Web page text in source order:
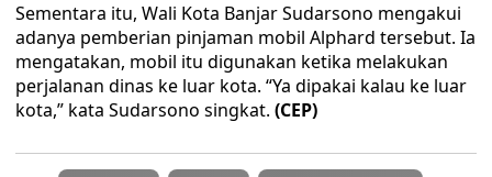
Sementara itu, Wali Kota Banjar Sudarsono mengakui
adanya pemberian pinjaman mobil Alphard tersebut. Ia
mengatakan, mobil itu digunakan ketika melakukan
perjalanan dinas ke luar kota. “Ya dipakai kalau ke luar
kota,” kata Sudarsono singkat. (CEP)